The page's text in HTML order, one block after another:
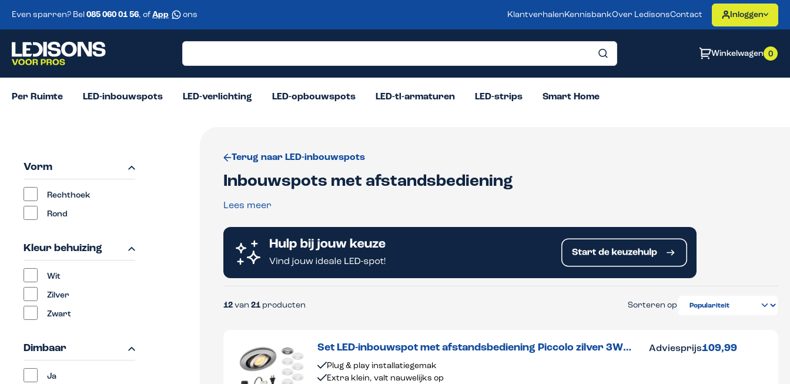
Ga naar de hoofdnavigatie
Even sparren? Bel 085 060 01 56, of App ons Klantverhalen KennisbankOver LedisonsContact Inloggen
Winkelwagen 0
Per Ruimte LED-inbouwspots LED-verlichting LED-opbouwspots LED-tl-armaturen LED-strips Smart Home
Vorm
Rechthoek
Rond
Kleur behuizing
Wit
Zilver
Zwart
Dimbaar
Ja
Terug naar LED-inbouwspots
Inbouwspots met afstandsbediening
Lees meer
12 van 21 producten Sorteren op
Set LED-inbouwspot met afstandsbediening Piccolo zilver 3W
dimbaar 1-12 stuks
Plug & play installatiegemak
Extra klein, valt nauwelijks op
Adviesprijs109,99